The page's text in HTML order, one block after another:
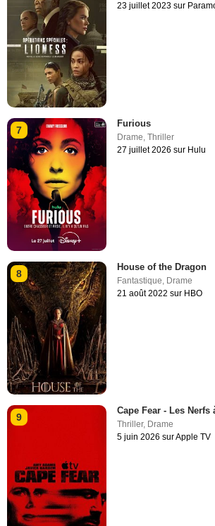
23 juillet 2023 sur
7
Furious
Drame ,Thriller
27 juillet 2026 sur Hulu
8
House of the Dragon
Fantastique, Drame
21 août 2022 sur HBO
9
Cape Fear - Les Nerfs
Thriller, Drame
5 juin 2026 sur Apple TV